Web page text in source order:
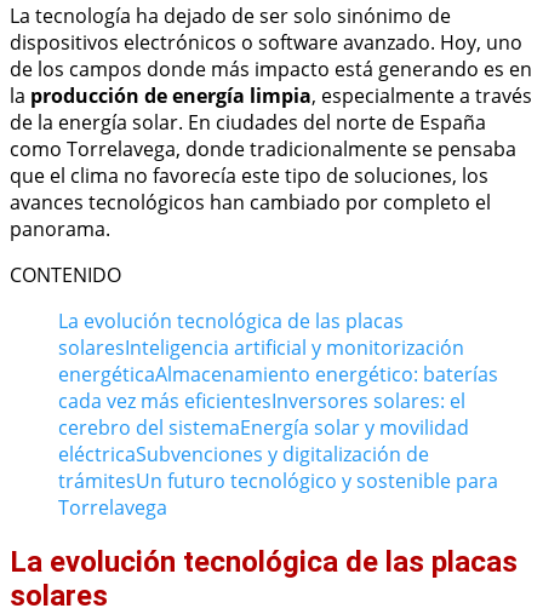
La tecnología ha dejado de ser solo sinónimo de
dispositivos electrónicos o software avanzado. Hoy, uno
de los campos donde más impacto está generando es en
la producción de energía limpia, especialmente a través
de la energía solar. En ciudades del norte de España
como Torrelavega, donde tradicionalmente se pensaba
que el clima no favorecía este tipo de soluciones, los
avances tecnológicos han cambiado por completo el
panorama.
CONTENIDO
La evolución tecnológica de las placas
solaresInteligencia artificial y monitorización
energéticaAlmacenamiento energético: baterías
cada vez más eficientesInversores solares: el
cerebro del sistemaEnergía solar y movilidad
eléctricaSubvenciones y digitalización de
trámitesUn futuro tecnológico y sostenible para
Torrelavega
La evolución tecnológica de las placas
solares